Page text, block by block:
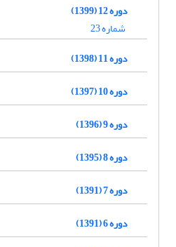
دوره 12 (1399)
شماره 23
دوره 11 (1398)
دوره 10 (1397)
دوره 9 (1396)
دوره 8 (1395)
دوره 7 (1391)
دوره 6 (1391)